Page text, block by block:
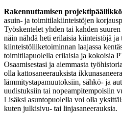
Rakennuttamisen
asuin- ja toimitilakiinteistöjen
Työskentelet yhden tai kahden
näin nähdä heti erilaisia kiinteistöjä ja
kiinteistöliiketoiminnan laajassa
toimitilapuolella erilaisia ja kokoisia
Osaamisestasi ja aiemmasta
olla kattosaneerauksista
lämmitystapamuutoksiin, sähkö- ja
uudistuksiin tai nopeampitempoisiin
Lisäksi asuntopuolella voi olla
kuten julkisivu- tai linjasaneerauksia.